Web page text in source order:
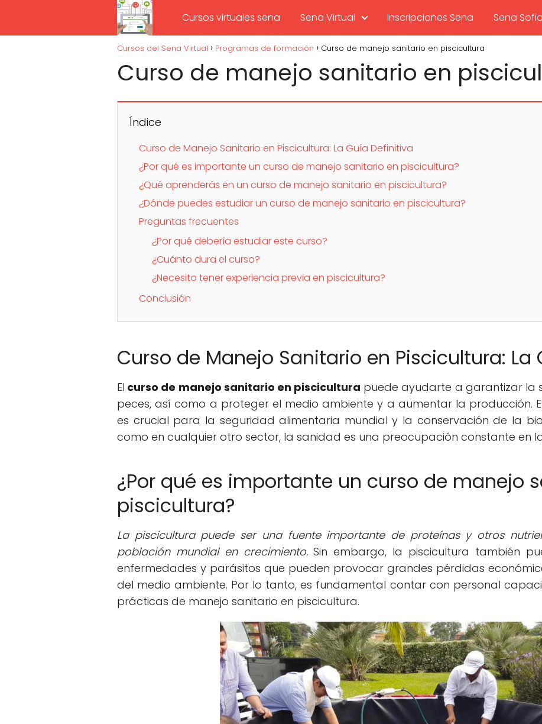
Cursos virtuales sena Sena Virtual Inscripciones Sena Sena
Cursos del Sena Virtual Programas de formación Curso de manejo sanitario en piscicultura
Curso de manejo sanitario en
Índice
Curso de Manejo Sanitario en Piscicultura: La Guía Definitiva
¿Por qué es importante un curso de manejo sanitario en piscicultura?
¿Qué aprenderás en un curso de manejo sanitario en piscicultura?
¿Dónde puedes estudiar un curso de manejo sanitario en piscicultura?
Preguntas frecuentes
¿Por qué debería estudiar este curso?
¿Cuánto dura el curso?
¿Necesito tener experiencia previa en piscicultura?
Conclusión
Curso de Manejo Sanitario en Piscicultura: La
El curso de manejo sanitario en piscicultura puede ayudarte a garantizar la
peces, así como a proteger el medio ambiente y a aumentar la producción.
es crucial para la seguridad alimentaria mundial y la conservación de la
como en cualquier otro sector, la sanidad es una preocupación constante en
¿Por qué es importante un curso de manejo
piscicultura?
La piscicultura puede ser una fuente importante de proteínas y otros
población mundial en crecimiento.Sin embargo, la piscicultura también
enfermedades y parásitos que pueden provocar grandes pérdidas
del medio ambiente. Por lo tanto, es fundamental contar con personal
prácticas de manejo sanitario en piscicultura.